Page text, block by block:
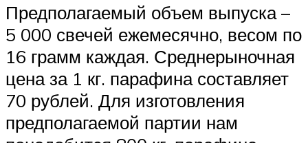
Предполагаемый объем выпуска –
5 000 свечей ежемесячно, весом по
16 грамм каждая. Среднерыночная
цена за 1 кг. парафина составляет
70 рублей. Для изготовления
предполагаемой партии нам